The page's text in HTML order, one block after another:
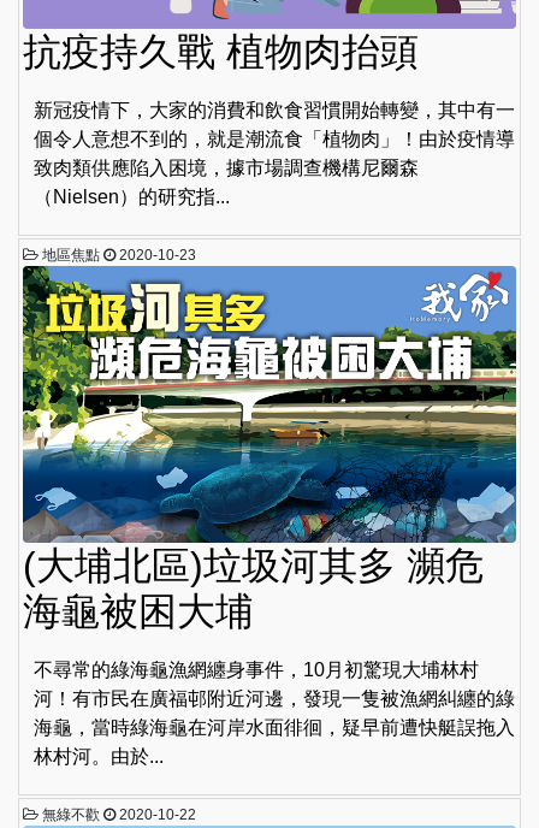
抗疫持久戰 植物肉抬頭
新冠疫情下，大家的消費和飲食習慣開始轉變，其中有一
個令人意想不到的，就是潮流食「植物肉」！由於疫情導
致肉類供應陷入困境，據市場調查機構尼爾森
（Nielsen）的研究指...
地區焦點 2020-10-23
(大埔北區)垃圾河其多 瀕危
海龜被困大埔
不尋常的綠海龜漁網纏身事件，10月初驚現大埔林村
河！有市民在廣福邨附近河邊，發現一隻被漁網糾纏的綠
海龜，當時綠海龜在河岸水面徘徊，疑早前遭快艇誤拖入
林村河。由於...
無綠不歡 2020-10-22